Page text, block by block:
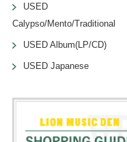
USED
Calypso/Mento/Traditional
USED Album(LP/CD)
USED Japanese